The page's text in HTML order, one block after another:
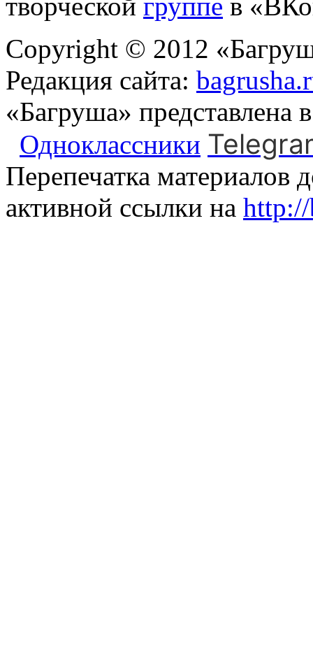
Copyright © 2012
Редакция сайта:
«Багруша» представлена
Одноклассники
Перепечатка материалов
активной ссылки на http://